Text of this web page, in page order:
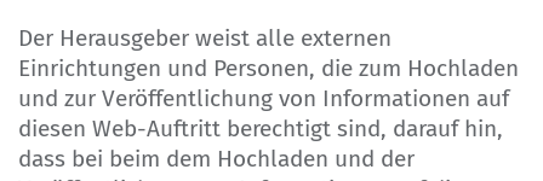
Der Herausgeber weist alle externen
Einrichtungen und Personen, die zum Hochladen
und zur Veröffentlichung von Informationen auf
diesen Web-Auftritt berechtigt sind, darauf hin,
dass bei beim dem Hochladen und der